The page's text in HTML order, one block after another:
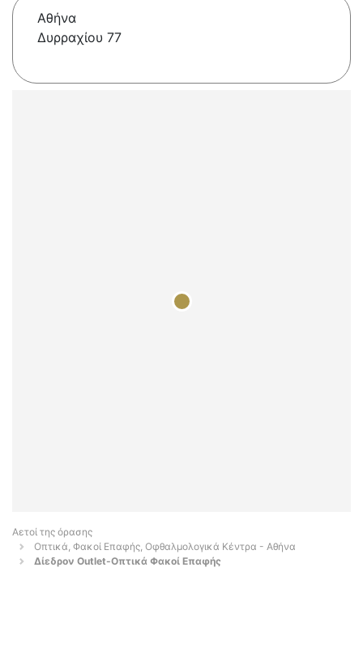
Αθήνα
Δυρραχίου 77
Αετοί της όρασης
Οπτικά, Φακοί Επαφής, Οφθαλμολογικά Κέντρα - Αθήνα
Δίεδρον Outlet-Οπτικά Φακοί Επαφής